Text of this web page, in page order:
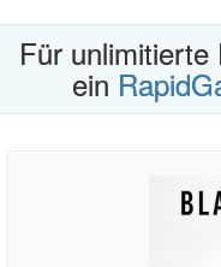
Für unlimitierte
ein